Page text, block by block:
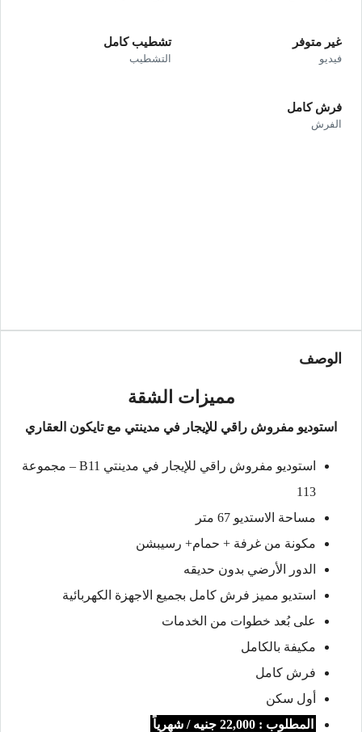
غير متوفر
فيديو
تشطيب كامل
التشطيب
فرش كامل
الفرش
الوصف
مميزات الشقة
استوديو مفروش راقي للإيجار في مدينتي مع تايكون العقاري
استوديو مفروش راقي للإيجار في مدينتي B11 – مجموعة
113
مساحة الاستديو 67 متر
مكونة من غرفة + حمام+ رسيبشن
الدور الأرضي بدون حديقه
استديو مميز فرش كامل بجميع الاجهزة الكهربائية
على بُعد خطوات من الخدمات
مكيفة بالكامل
فرش كامل
أول سكن
المطلوب : 22,000 جنيه / شهرياً